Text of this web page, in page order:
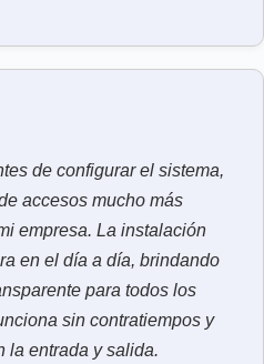
de configurar el sistema,
accesos mucho más
empresa. La instalación
en el día a día, brindando
para todos los
sin contratiempos y
la entrada y salida.